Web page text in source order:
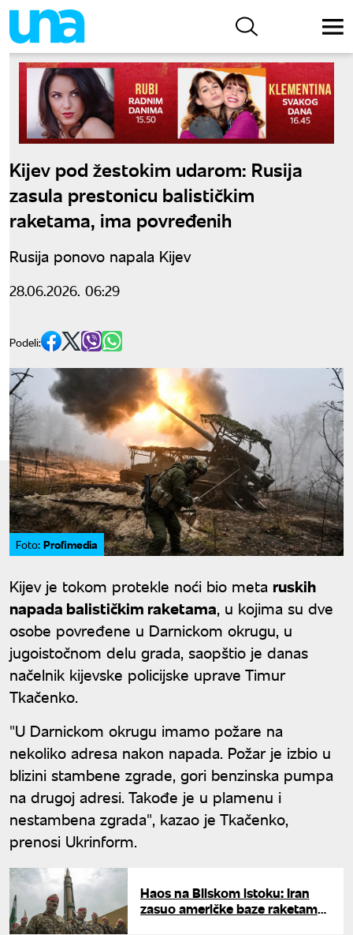
Kijev pod žestokim udarom: Rusija
zasula prestonicu balističkim
raketama, ima povređenih
Rusija ponovo napala Kijev
28.06.2026. 06:29
Podeli:
Foto: Profimedia
Kijev je tokom protekle noći bio meta ruskih
napada balističkim raketama, u kojima su dve
osobe povređene u Darnickom okrugu, u
jugoistočnom delu grada, saopštio je danas
načelnik kijevske policijske uprave Timur
Tkačenko.
"U Darnickom okrugu imamo požare na
nekoliko adresa nakon napada. Požar je izbio u
blizini stambene zgrade, gori benzinska pumpa
na drugoj adresi. Takođe je u plamenu i
nestambena zgrada", kazao je Tkačenko,
prenosi Ukrinform.
Haos na Bliskom istoku: Iran
zasuo američke baze raketama i